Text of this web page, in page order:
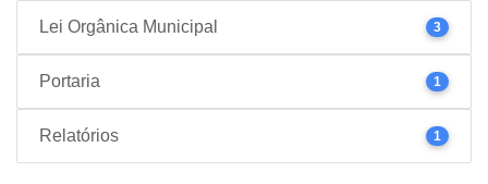
Lei Orgânica Municipal 3
Portaria 1
Relatórios 1